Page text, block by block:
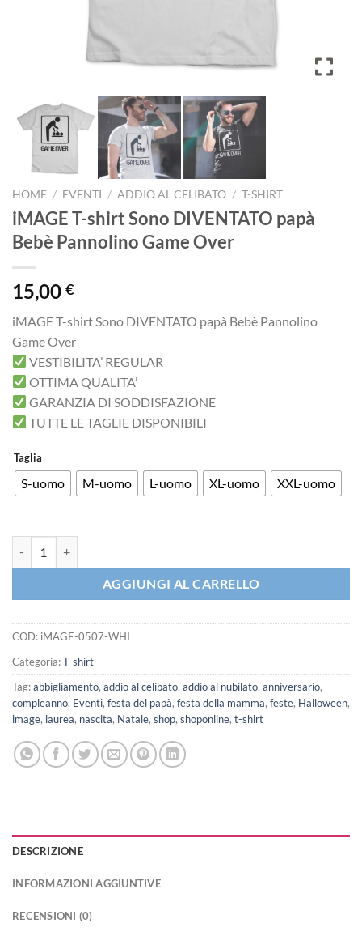
HOME / EVENTI / ADDIO AL CELIBATO / T-SHIRT
iMAGE T-shirt Sono DIVENTATO papà
Bebè Pannolino Game Over
15,00 €
iMAGE T-shirt Sono DIVENTATO papà Bebè Pannolino
Game Over
VESTIBILITA’ REGULAR
OTTIMA QUALITA’
GARANZIA DI SODDISFAZIONE
TUTTE LE TAGLIE DISPONIBILI
Taglia
S-uomo M-uomo L-uomo XL-uomo XXL-uomo
AGGIUNGI AL CARRELLO
COD: iMAGE-0507-WHI
Categoria:T-shirt
Tag:abbigliamento, addio al celibato, addio al nubilato, anniversario,
compleanno, Eventi, festa del papà, festa della mamma, feste, Halloween,
image, laurea, nascita, Natale, shop, shoponline, t-shirt
DESCRIZIONE
INFORMAZIONI AGGIUNTIVE
RECENSIONI (0)